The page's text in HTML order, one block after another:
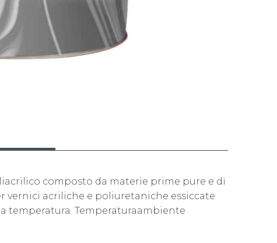
composto da materie prime pure e di
vernici acriliche e poliuretaniche essiccate
temperatura. Temperaturaambiente